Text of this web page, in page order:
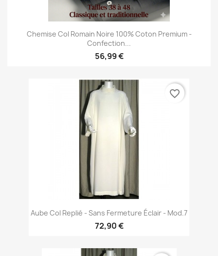
Chemise Col Romain Noire 100% Coton Premium -
Confection...
56,99 €
Aube Col Replié - Sans Fermeture Éclair - Mod.7
72,90 €
favorite_border